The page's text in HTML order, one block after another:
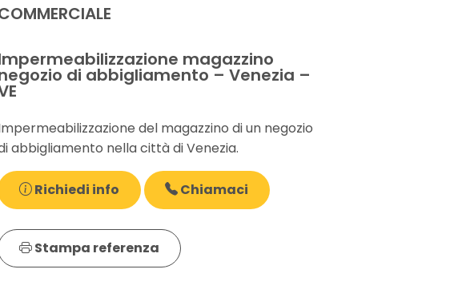
magazzino
di abbigliamento – Venezia –
del magazzino di un negozio
abbigliamento nella città di Venezia.
Richiedi info Chiamaci
Stampa referenza